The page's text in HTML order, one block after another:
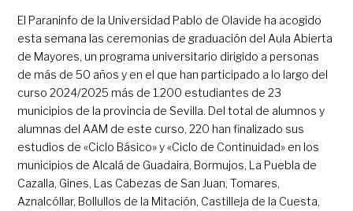
El Paraninfo de la Universidad Pablo de Olavide ha acogido
esta semana las ceremonias de graduación del Aula Abierta
de Mayores, un programa universitario dirigido a personas
de más de 50 años y en el que han participado a lo largo del
curso 2024/2025 más de 1.200 estudiantes de 23
municipios de la provincia de Sevilla. Del total de alumnos y
alumnas del AAM de este curso, 220 han finalizado sus
estudios de «Ciclo Básico» y «Ciclo de Continuidad» en los
municipios de Alcalá de Guadaira, Bormujos, La Puebla de
Cazalla, Gines, Las Cabezas de San Juan, Tomares,
Aznalcóllar, Bollullos de la Mitación, Castilleja de la Cuesta,